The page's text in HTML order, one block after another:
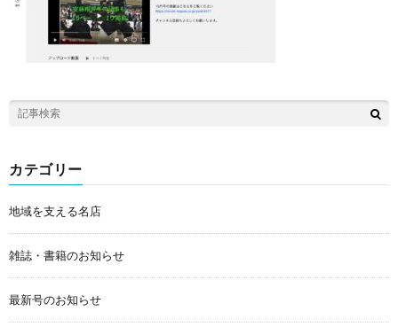
カテゴリー
地域を支える名店
雑誌・書籍のお知らせ
最新号のお知らせ